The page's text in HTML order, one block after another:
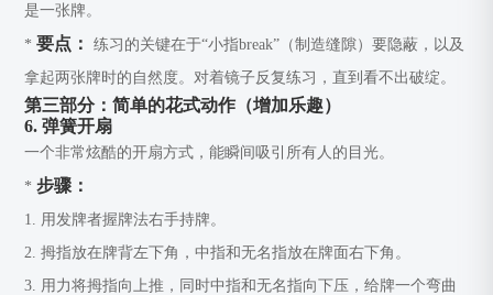
是一张牌。
*要点：
练习的关键在于“小指break”（制造缝隙）要隐蔽，以及
拿起两张牌时的自然度。对着镜子反复练习，直到看不出破绽。
第三部分：简单的花式动作（增加乐趣）
6. 弹簧开扇
一个非常炫酷的开扇方式，能瞬间吸引所有人的目光。
*步骤：
1. 用发牌者握牌法右手持牌。
2. 拇指放在牌背左下角，中指和无名指放在牌面右下角。
3. 用力将拇指向上推，同时中指和无名指向下压，给牌一个弯曲